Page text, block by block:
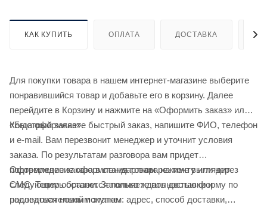
КАК КУПИТЬ ОПЛАТА ДОСТАВКА
Для покупки товара в нашем интернет-магазине выберите
понравившийся товар и добавьте его в корзину. Далее
перейдите в Корзину и нажмите на «Оформить заказ» или
«Быстрый заказ».
Когда оформляете быстрый заказ, напишите ФИО, телефон
и e-mail. Вам перезвонит менеджер и уточнит условия
заказа. По результатам разговора вам придет
подтверждение оформления товара на почту или через
СМС. Теперь останется только ждать доставки и
радоваться новой покупке.
Оформление заказа в стандартном режиме выглядит
следующим образом. Заполняете полностью форму по
последовательным этапам: адрес, способ доставки,